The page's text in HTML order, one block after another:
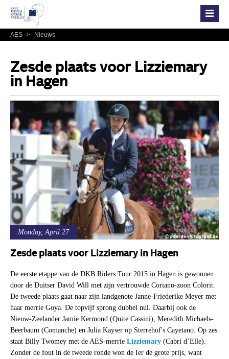
AES > Nieuws
Zesde plaats voor Lizziemary
in Hagen
Monday, April 27
Zesde plaats voor Lizziemary in Hagen
De eerste etappe van de DKB Riders Tour 2015 in Hagen is gewonnen
door de Duitser David Will met zijn vertrouwde Coriano-zoon Colorit.
De tweede plaats gaat naar zijn landgenote Janne-Friederike Meyer met
haar merrie Goya. De topvijf sprong dubbel nul. Daarbij ook de
Nieuw-Zeelander Jamie Kermond (Quite Cassini), Meredith Michaels-
Beerbaum (Comanche) en Julia Kayser op Sterrehof's Cayetano. Op zes
staat Billy Twomey met de AES-merrie Lizziemary(Cabri d’Elle).
Zonder de fout in de tweede ronde won de Ier de grote prijs, want